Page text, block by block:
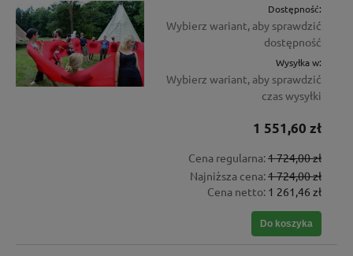
Dostępność:
Wybierz wariant, aby sprawdzić
dostępność
Wysyłka w:
Wybierz wariant, aby sprawdzić
czas wysyłki
1 551,60 zł
Cena regularna:1 724,00 zł
Najniższa cena:1 724,00 zł
Cena netto: 1 261,46 zł
Do koszyka